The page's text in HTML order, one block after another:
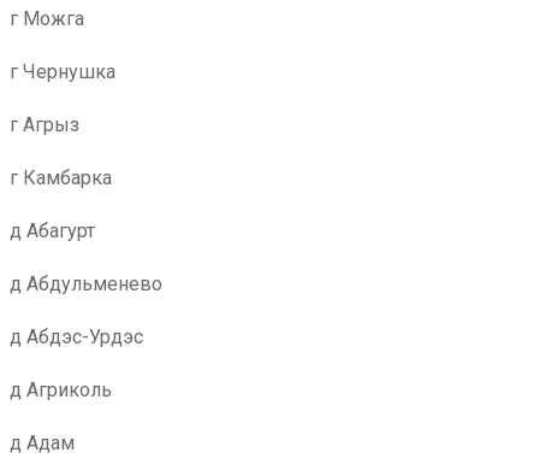
г Можга
г Чернушка
г Агрыз
г Камбарка
д Абагурт
д Абдульменево
д Абдэс-Урдэс
д Агриколь
д Адам